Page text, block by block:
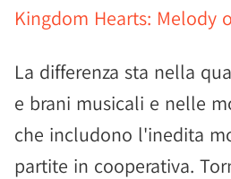
Kingdom Hearts: Melody
La differenza sta nella
e brani musicali e nelle
che includono l'inedita
partite in cooperativa.